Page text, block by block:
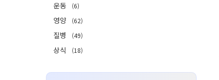
운동 (6)
영양 (62)
질병 (49)
상식 (18)